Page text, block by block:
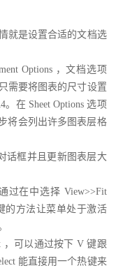
就是设置合适的文档选
Options ，文档选项
需要将图表的尺寸设置
在 Sheet Options 选项
将会列出许多图表层格
话框并且更新图表层大
过在中选择 View>>Fit
的方法让菜单处于激活
，可以通过按下 V 键跟
能直接用一个热键来